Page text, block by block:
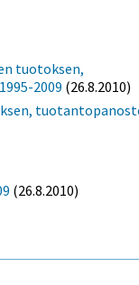
tuotoksen,
2009 (26.8.2010)
(26.8.2010)